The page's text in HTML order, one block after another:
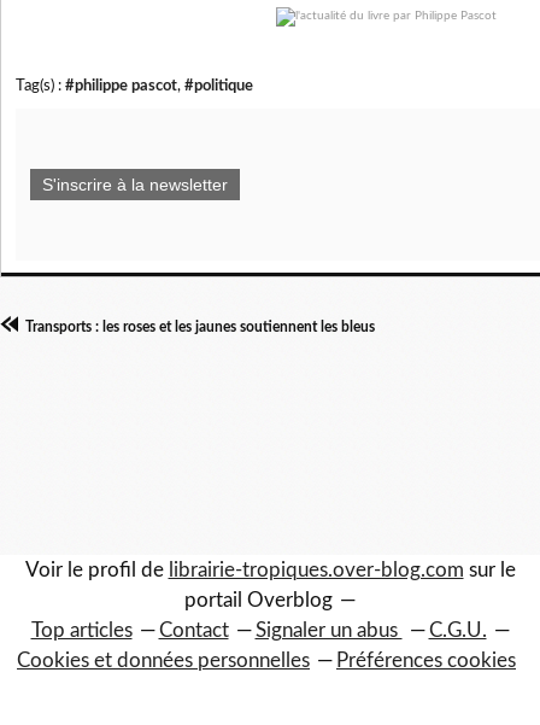
Tag(s) : #philippe pascot, #politique
S'inscrire à la newsletter
Transports : les roses et les jaunes soutiennent les bleus
Voir le profil de librairie-tropiques.over-blog.com sur le
portail Overblog
Top articles
Contact Signaler un abus
C.G.U.
Cookies et données personnelles
Préférences cookies